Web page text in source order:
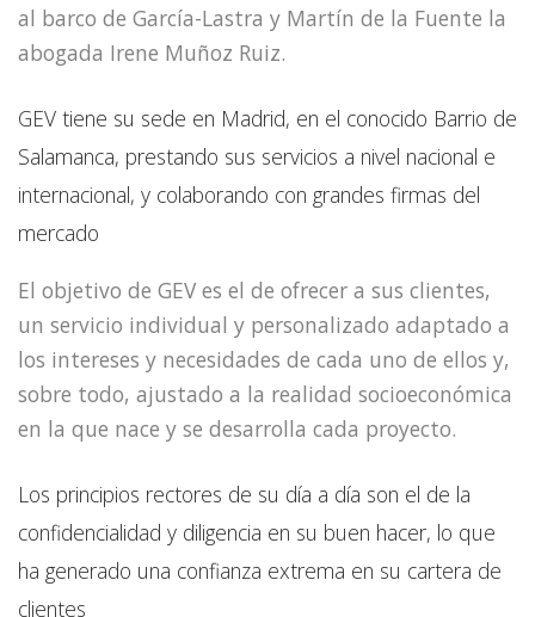
al barco de García-Lastra y Martín de la Fuente la
abogada Irene Muñoz Ruiz.
GEV tiene su sede en Madrid, en el conocido Barrio de
Salamanca, prestando sus servicios a nivel nacional e
internacional, y colaborando con grandes firmas del
mercado
El objetivo de GEV es el de ofrecer a sus clientes,
un servicio individual y personalizado adaptado a
los intereses y necesidades de cada uno de ellos y,
sobre todo, ajustado a la realidad socioeconómica
en la que nace y se desarrolla cada proyecto.
Los principios rectores de su día a día son el de la
confidencialidad y diligencia en su buen hacer, lo que
ha generado una confianza extrema en su cartera de
clientes